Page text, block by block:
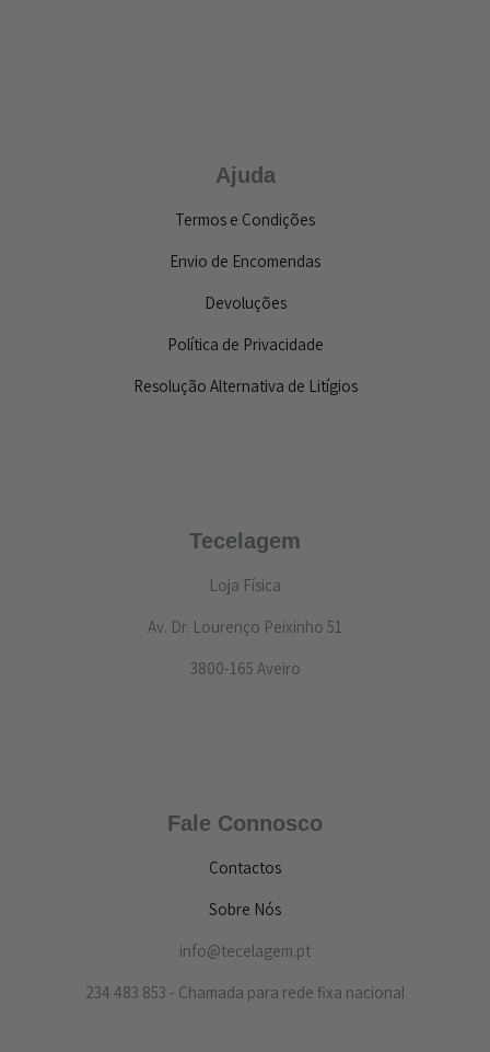
Ajuda
Termos e Condições
Envio de Encomendas
Devoluções
Política de Privacidade
Resolução Alternativa de Litígios
Tecelagem
Loja Física
Av. Dr. Lourenço Peixinho 51
3800-165 Aveiro
Fale Connosco
Contactos
Sobre Nós
info@tecelagem.pt
234 483 853 - Chamada para rede fixa nacional